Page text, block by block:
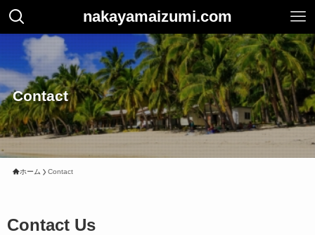
nakayamaizumi.com
Contact
ホーム Contact
Contact Us